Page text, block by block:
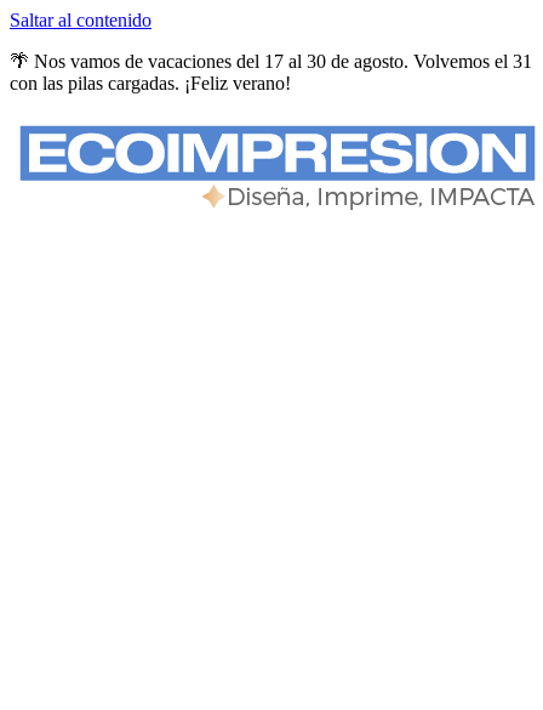
Saltar al contenido
🌴 Nos vamos de vacaciones del 17 al 30 de agosto. Volvemos el 31
con las pilas cargadas. ¡Feliz verano!